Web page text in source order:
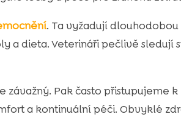
. Ta vyžadují
a dieta. Veterináři pečlivě sledují
Pak často přistupujeme
a kontinuální péči. Obvyklé